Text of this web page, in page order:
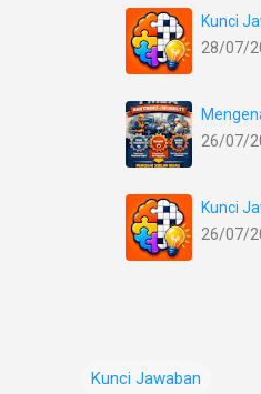
Kunci
28/07/
26/07/
Kunci
26/07/
Kunci Jawaban